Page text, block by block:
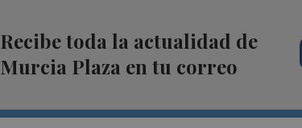
Recibe toda la actualidad de
Murcia Plaza en tu correo